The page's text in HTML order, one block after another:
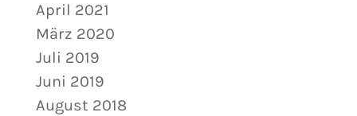
April 2021
März 2020
Juli 2019
Juni 2019
August 2018